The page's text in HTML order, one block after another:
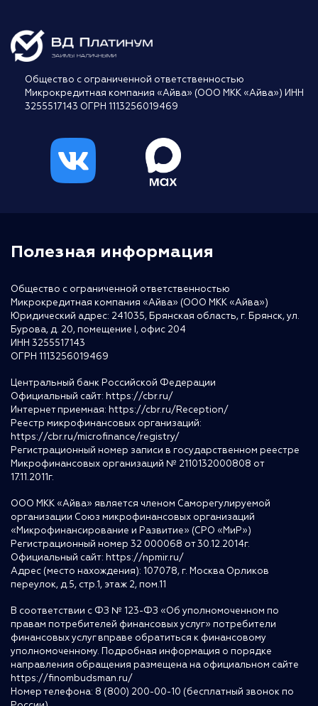
Общество с ограниченной ответственностью
Микрокредитная компания «Айва» (ООО МКК «Айва») ИНН
3255517143 ОГРН 1113256019469
Полезная информация
Общество с ограниченной ответственностью
Микрокредитная компания «Айва» (ООО МКК «Айва»)
Юридический адрес: 241035, Брянская область, г. Брянск, ул.
Бурова, д. 20, помещение I, офис 204
ИНН 3255517143
ОГРН 1113256019469
Центральный банк Российской Федерации
Официальный сайт: https://cbr.ru/
Интернет приемная: https://cbr.ru/Reception/
Реестр микрофинансовых организаций:
https://cbr.ru/microfinance/registry/
Регистрационный номер записи в государственном реестре
Микрофинансовых организаций № 2110132000808 от
17.11.2011г.
ООО МКК «Айва» является членом Саморегулируемой
организации Союз микрофинансовых организаций
«Микрофинансирование и Развитие» (СРО «МиР»)
Регистрационный номер 32 000068 от 30.12.2014г.
Официальный сайт: https://npmir.ru/
Адрес (место нахождения): 107078, г. Москва Орликов
переулок, д.5, стр.1, этаж 2, пом.11
В соответствии с ФЗ № 123-ФЗ «Об уполномоченном по
правам потребителей финансовых услуг» потребители
финансовых услуг вправе обратиться к финансовому
уполномоченному. Подробная информация о порядке
направления обращения размещена на официальном сайте
https://finombudsman.ru/
Номер телефона: 8 (800) 200-00-10 (бесплатный звонок по